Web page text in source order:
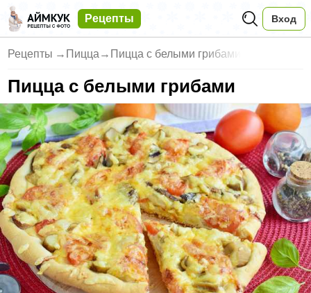
Рецепты Вход
Рецепты → Пицца → Пицца с белыми грибами
Пицца с белыми грибами